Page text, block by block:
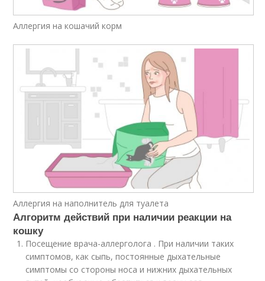
Аллергия на кошачий корм
Аллергия на наполнитель для туалета
Алгоритм действий при наличии реакции на
кошку
Посещение врача-аллерголога . При наличии таких
симптомов, как сыпь, постоянные дыхательные
симптомы со стороны носа и нижних дыхательных